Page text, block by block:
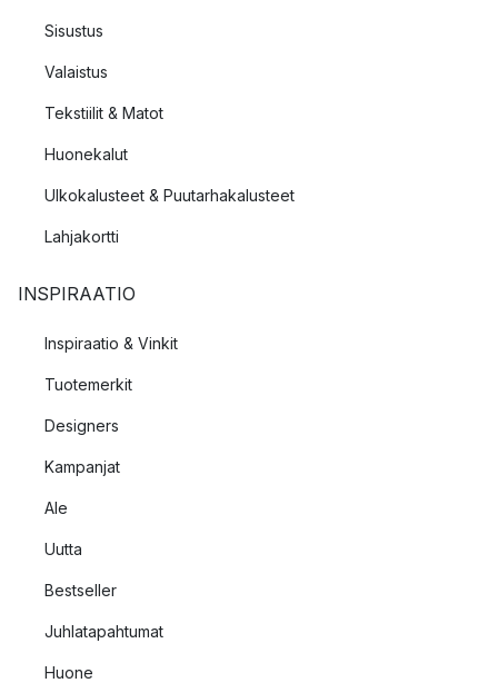
Sisustus
Valaistus
Tekstiilit & Matot
Huonekalut
Ulkokalusteet & Puutarhakalusteet
Lahjakortti
INSPIRAATIO
Inspiraatio & Vinkit
Tuotemerkit
Designers
Kampanjat
Ale
Uutta
Bestseller
Juhlatapahtumat
Huone